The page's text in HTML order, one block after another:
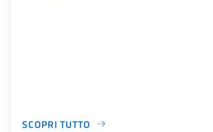
SCOPRI TUTTO